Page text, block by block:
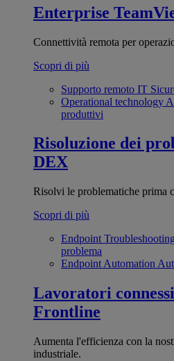
Enterprise
Connettività remota per
Scopri di più
Supporto remoto IT
Operational technology
produttivi
Risoluzione dei
DEX
Risolvi le problematiche prima
Scopri di più
Endpoint Troubleshooting
problema
Endpoint Automation
Lavoratori connessi
Frontline
Aumenta l'efficienza con la
industriale.